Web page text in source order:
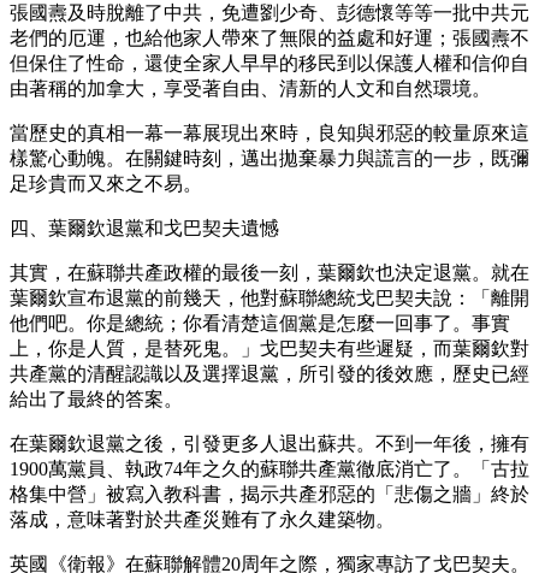
張國燾及時脫離了中共，免遭劉少奇、彭德懷等等一批中共元
老們的厄運，也給他家人帶來了無限的益處和好運；張國燾不
但保住了性命，還使全家人早早的移民到以保護人權和信仰自
由著稱的加拿大，享受著自由、清新的人文和自然環境。
當歷史的真相一幕一幕展現出來時，良知與邪惡的較量原來這
樣驚心動魄。在關鍵時刻，邁出拋棄暴力與謊言的一步，既彌
足珍貴而又來之不易。
四、葉爾欽退黨和戈巴契夫遺憾
其實，在蘇聯共產政權的最後一刻，葉爾欽也決定退黨。就在
葉爾欽宣布退黨的前幾天，他對蘇聯總統戈巴契夫說：「離開
他們吧。你是總統；你看清楚這個黨是怎麼一回事了。事實
上，你是人質，是替死鬼。」戈巴契夫有些遲疑，而葉爾欽對
共產黨的清醒認識以及選擇退黨，所引發的後效應，歷史已經
給出了最終的答案。
在葉爾欽退黨之後，引發更多人退出蘇共。不到一年後，擁有
1900萬黨員、執政74年之久的蘇聯共產黨徹底消亡了。「古拉
格集中營」被寫入教科書，揭示共產邪惡的「悲傷之牆」終於
落成，意味著對於共產災難有了永久建築物。
英國《衛報》在蘇聯解體20周年之際，獨家專訪了戈巴契夫。